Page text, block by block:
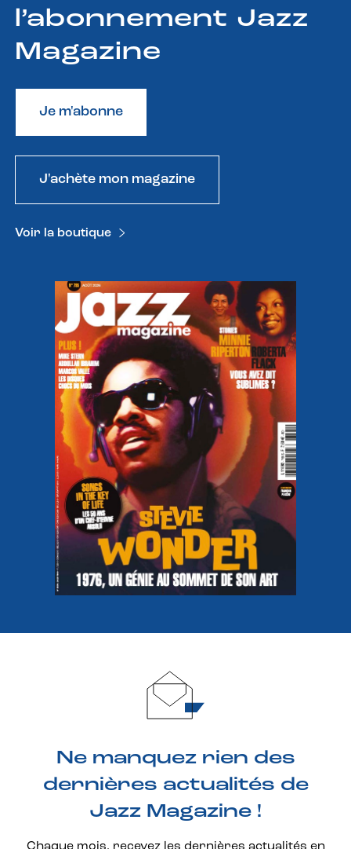
l’abonnement Jazz
Magazine
Je m'abonne
J'achète mon magazine
Voir la boutique
Ne manquez rien des
dernières actualités de
Jazz Magazine !